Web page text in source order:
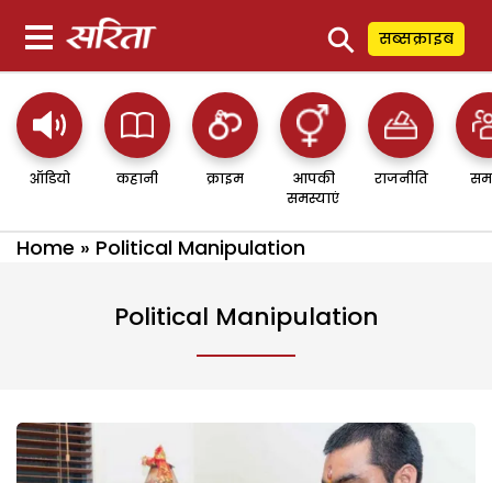
⚲ सब्सक्राइब
ऑडियो कहानी क्राइम
आपकी
समस्याएं
राजनीति
Home » Political Manipulation
Political Manipulation